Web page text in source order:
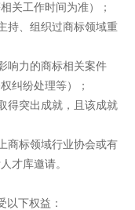
关工作时间为准）；
持、组织过商标领域重
响力的商标相关案件
纠纷处理等）；
得突出成就，且该成就
商标领域行业协会或有
才库邀请。
以下权益：